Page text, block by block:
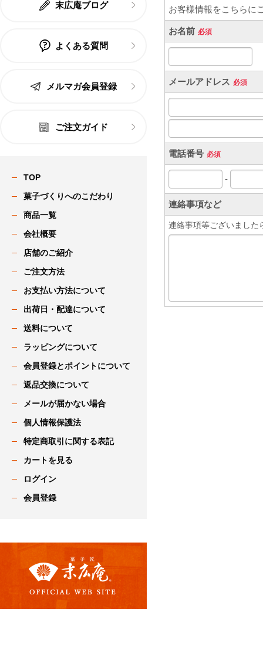
末広庵ブログ
よくある質問
メルマガ会員登録
ご注文ガイド
TOP
菓子づくりへのこだわり
商品一覧
会社概要
店舗のご紹介
ご注文方法
お支払い方法について
出荷日・配達について
送料について
ラッピングについて
会員登録とポイントについて
返品交換について
メールが届かない場合
個人情報保護法
特定商取引に関する表記
カートを見る
ログイン
会員登録